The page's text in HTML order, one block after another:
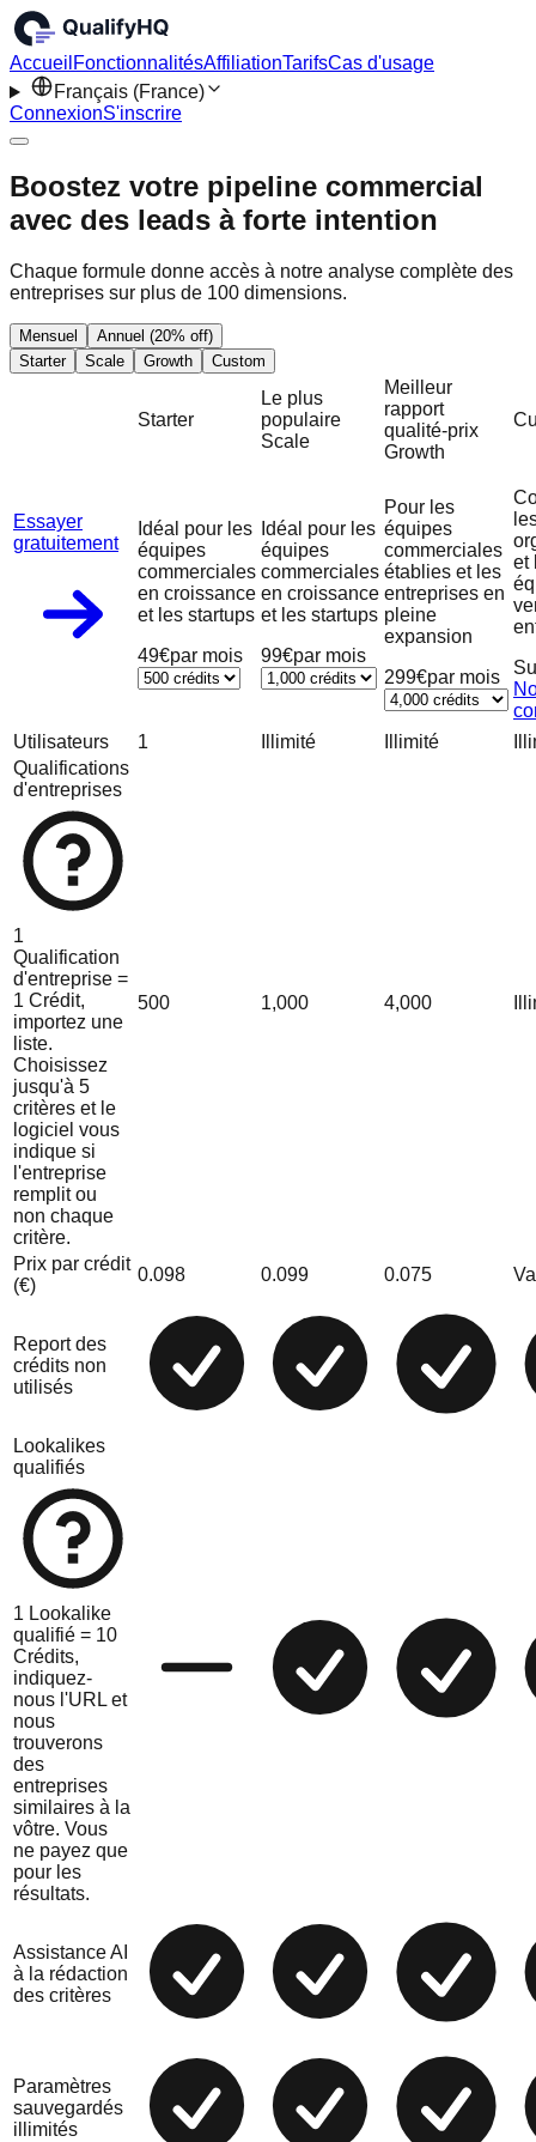
Accueil FonctionnalitésAffiliationTarifsCas d'usage
Français (France)
ConnexionS'inscrire
Boostez votre pipeline commercial
avec des leads à forte intention
Chaque formule donne accès à notre analyse complète des
entreprises sur plus de 100 dimensions.
Mensuel
Annuel (20% off)
Starter
Scale Growth Custom
Starter
Le plus
populaire
Scale
Meilleur
rapport
qualité-prix
Growth
Essayer
gratuitement
Idéal pour les
équipes
commerciales
en croissance
et les startups
49€par mois
Idéal pour les
équipes
commerciales
en croissance
et les startups
99€par mois
Pour les
équipes
commerciales
établies et les
entreprises en
pleine
expansion
299€par mois
et
Utilisateurs
1 Illimité Illimité
Qualifications
d'entreprises
1
Qualification
d'entreprise =
1 Crédit,
importez une
liste.
Choisissez
jusqu'à 5
critères et le
logiciel vous
indique si
l'entreprise
remplit ou
non chaque
critère.
500 1,000 4,000
Prix par crédit
(€)
0.098 0.099 0.075
Report des
crédits non
utilisés
Lookalikes
qualifiés
1 Lookalike
qualifié = 10
Crédits,
indiquez-
nous l'URL et
nous
trouverons
des
entreprises
similaires à la
vôtre. Vous
ne payez que
pour les
résultats.
Assistance AI
à la rédaction
des critères
Paramètres
sauvegardés
illimités